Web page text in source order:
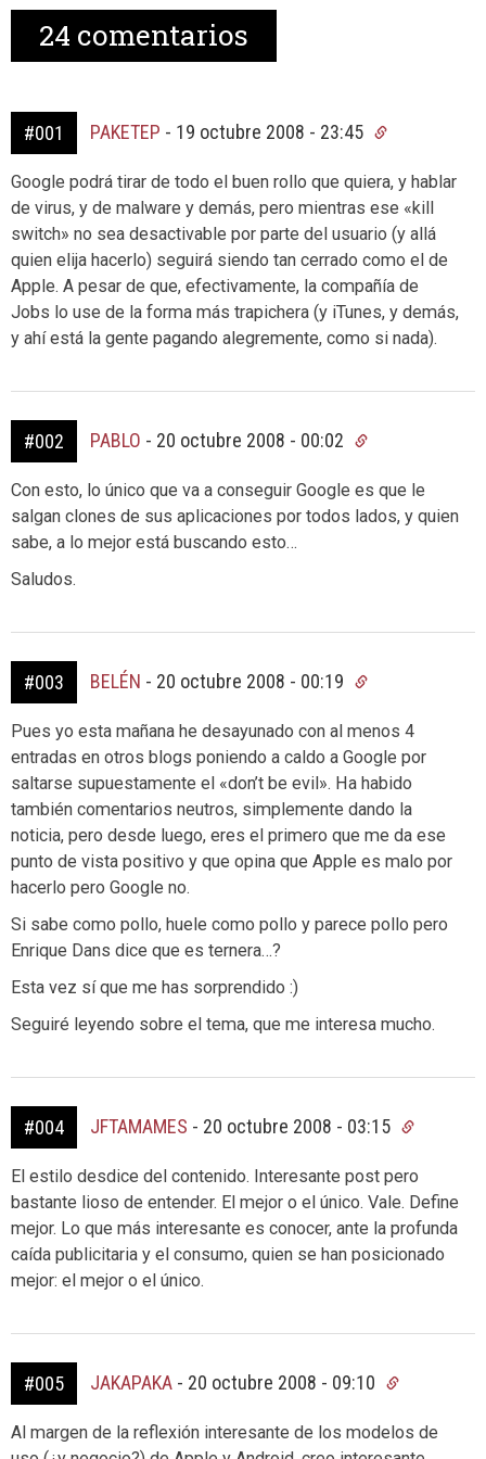
24 comentarios
#001 PAKETEP - 19 octubre 2008 - 23:45
Google podrá tirar de todo el buen rollo que quiera, y hablar
de virus, y de malware y demás, pero mientras ese «kill
switch» no sea desactivable por parte del usuario (y allá
quien elija hacerlo) seguirá siendo tan cerrado como el de
Apple. A pesar de que, efectivamente, la compañía de
Jobs lo use de la forma más trapichera (y iTunes, y demás,
y ahí está la gente pagando alegremente, como si nada).
#002 PABLO - 20 octubre 2008 - 00:02
Con esto, lo único que va a conseguir Google es que le
salgan clones de sus aplicaciones por todos lados, y quien
sabe, a lo mejor está buscando esto…
Saludos.
#003 BELÉN - 20 octubre 2008 - 00:19
Pues yo esta mañana he desayunado con al menos 4
entradas en otros blogs poniendo a caldo a Google por
saltarse supuestamente el «don’t be evil». Ha habido
también comentarios neutros, simplemente dando la
noticia, pero desde luego, eres el primero que me da ese
punto de vista positivo y que opina que Apple es malo por
hacerlo pero Google no.
Si sabe como pollo, huele como pollo y parece pollo pero
Enrique Dans dice que es ternera…?
Esta vez sí que me has sorprendido :)
Seguiré leyendo sobre el tema, que me interesa mucho.
#004 JFTAMAMES - 20 octubre 2008 - 03:15
El estilo desdice del contenido. Interesante post pero
bastante lioso de entender. El mejor o el único. Vale. Define
mejor. Lo que más interesante es conocer, ante la profunda
caída publicitaria y el consumo, quien se han posicionado
mejor: el mejor o el único.
#005 JAKAPAKA - 20 octubre 2008 - 09:10
Al margen de la reflexión interesante de los modelos de